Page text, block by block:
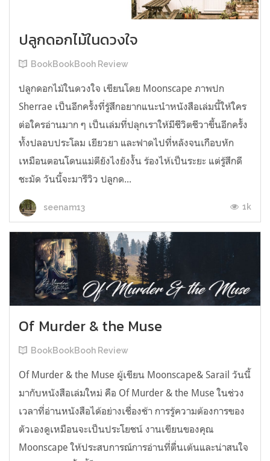
ปลูกดอกไม้ในดวงใจ
BookBookBooh Review
ปลูกดอกไม้ในดวงใจ เขียนโดย Moonscape ภาพปก
Sherrae เป็นอีกครั้งที่รู้สึกอยากแนะนำหนังสือเล่มนี้ให้ใคร
ต่อใครอ่านมาก ๆ เป็นเล่มที่ปลุกเราให้มีชีวิตชีวาขึ้นอีกครั้ง
ทั้งปลอบประโลม เยียวยา และฟาดไปที่หลังจนเกือบหัก
เหมือนตอนโดนแม่ตียังไงยังงั้น ร้องไห้เป็นระยะ แต่รู้สึกดี
ชะมัด วันนี้จะมารีวิว ปลูกด...
seenam13 1k
Of Murder & the Muse
BookBookBooh Review
Of Murder & the Muse ผู้เขียน Moonscape& Sarail วันนี้
มากับหนังสือเล่มใหม่ คือ Of Murder & the Muse ในช่วง
เวลาที่อ่านหนังสือได้อย่างเชื่องช้า การรู้ความต้องการของ
ตัวเองดูเหมือนจะเป็นประโยชน์ งานเขียนของคุณ
Moonscape ให้ประสบการณ์การอ่านที่ตื่นเต้นและน่าสนใจ